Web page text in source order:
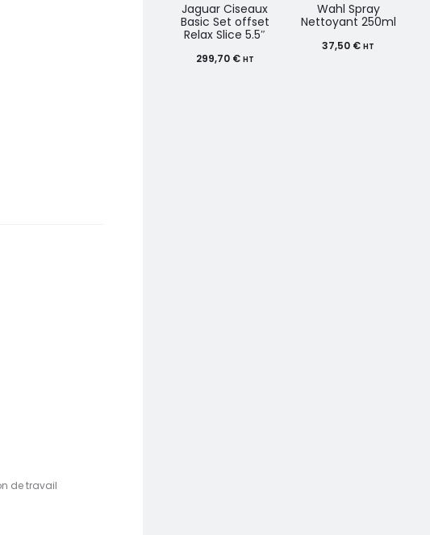
de travail
Jaguar Ciseaux
Basic Set offset
Relax Slice 5.5″
299,70 € HT
Wahl Spray
Nettoyant 250ml
37,50 € HT